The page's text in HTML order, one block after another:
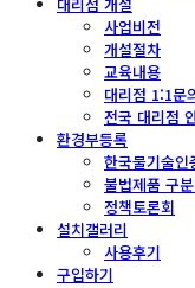
사업비전
개설절차
교육내용
대리점 1:1문
전국 대리점
환경부등록
한국물기술인
불법제품 구
정책토론회
설치갤러리
사용후기
구입하기